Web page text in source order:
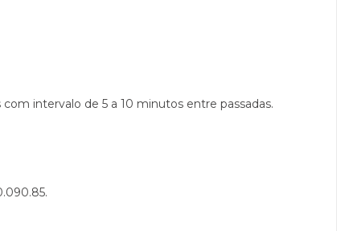
intervalo de 5 a 10 minutos entre passadas.